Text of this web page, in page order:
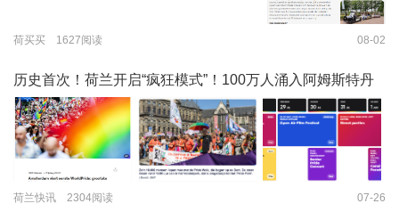
荷买买 1627阅读 08-02
历史首次！荷兰开启“疯狂模式”！100万人涌入阿姆斯特丹
荷兰快讯 2304阅读 07-26